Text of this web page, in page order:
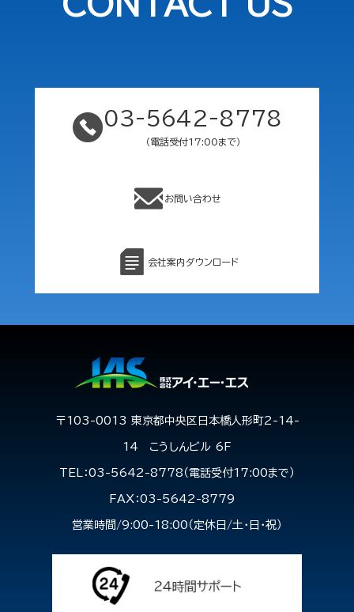
03-5642-8778
（電話受付17:00まで）
お問い合わせ
会社案内ダウンロード
〒103-0013 東京都中央区日本橋人形町2-14-
14 こうしんビル 6F
TEL：03-5642-8778（電話受付17:00まで）
FAX：03-5642-8779
営業時間/9:00-18:00（定休日/土・日・祝）